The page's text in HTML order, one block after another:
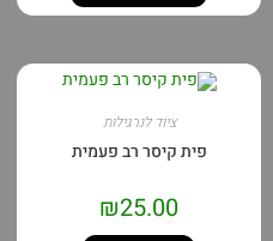
ציוד לנרגילות
פית קיסר רב פעמית
₪25.00